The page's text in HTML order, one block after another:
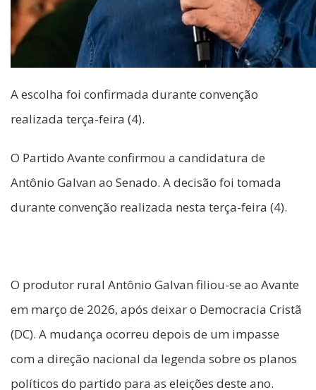
A escolha foi confirmada durante convenção
realizada terça-feira (4).
O Partido Avante confirmou a candidatura de
Antônio Galvan ao Senado. A decisão foi tomada
durante convenção realizada nesta terça-feira (4).
O produtor rural Antônio Galvan filiou-se ao Avante
em março de 2026, após deixar o Democracia Cristã
(DC). A mudança ocorreu depois de um impasse
com a direção nacional da legenda sobre os planos
políticos do partido para as eleições deste ano.